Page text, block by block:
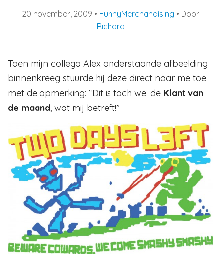
20 november, 2009 • FunnyMerchandising • Door
Richard
Toen mijn collega Alex onderstaande afbeelding
binnenkreeg stuurde hij deze direct naar me toe
met de opmerking: “Dit is toch wel de Klant van
de maand, wat mij betreft!”